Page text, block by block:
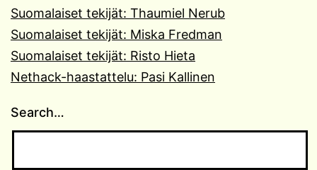
Suomalaiset tekijät: Thaumiel Nerub
Suomalaiset tekijät: Miska Fredman
Suomalaiset tekijät: Risto Hieta
Nethack-haastattelu: Pasi Kallinen
Search…